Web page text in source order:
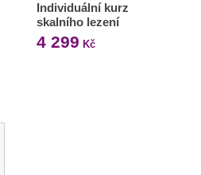
Individuální kurz
skalního lezení
4 299 Kč